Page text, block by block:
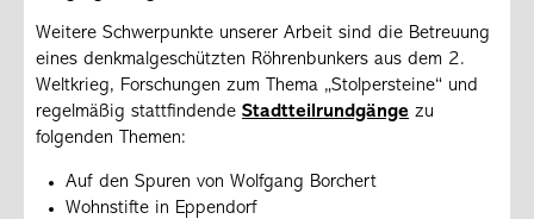
Weitere Schwerpunkte unserer Arbeit sind die Betreuung
eines denkmalgeschützten Röhrenbunkers aus dem 2.
Weltkrieg, Forschungen zum Thema „Stolpersteine“ und
regelmäßig stattfindende Stadtteilrundgänge zu
folgenden Themen:
Auf den Spuren von Wolfgang Borchert
Wohnstifte in Eppendorf